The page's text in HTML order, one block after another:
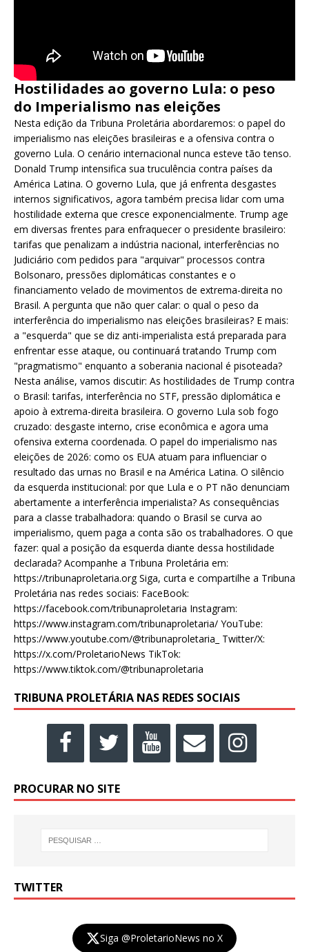
Hostilidades ao governo Lula: o peso
do Imperialismo nas eleições
Nesta edição da Tribuna Proletária abordaremos: o papel do
imperialismo nas eleições brasileiras e a ofensiva contra o
governo Lula. O cenário internacional nunca esteve tão tenso.
Donald Trump intensifica sua truculência contra países da
América Latina. O governo Lula, que já enfrenta desgastes
internos significativos, agora também precisa lidar com uma
hostilidade externa que cresce exponencialmente. Trump age
em diversas frentes para enfraquecer o presidente brasileiro:
tarifas que penalizam a indústria nacional, interferências no
Judiciário com pedidos para "arquivar" processos contra
Bolsonaro, pressões diplomáticas constantes e o
financiamento velado de movimentos de extrema-direita no
Brasil. A pergunta que não quer calar: o qual o peso da
interferência do imperialismo nas eleições brasileiras? E mais:
a "esquerda" que se diz anti-imperialista está preparada para
enfrentar esse ataque, ou continuará tratando Trump com
"pragmatismo" enquanto a soberania nacional é pisoteada?
Nesta análise, vamos discutir: As hostilidades de Trump contra
o Brasil: tarifas, interferência no STF, pressão diplomática e
apoio à extrema-direita brasileira. O governo Lula sob fogo
cruzado: desgaste interno, crise econômica e agora uma
ofensiva externa coordenada. O papel do imperialismo nas
eleições de 2026: como os EUA atuam para influenciar o
resultado das urnas no Brasil e na América Latina. O silêncio
da esquerda institucional: por que Lula e o PT não denunciam
abertamente a interferência imperialista? As consequências
para a classe trabalhadora: quando o Brasil se curva ao
imperialismo, quem paga a conta são os trabalhadores. O que
fazer: qual a posição da esquerda diante dessa hostilidade
declarada? Acompanhe a Tribuna Proletária em:
https://tribunaproletaria.org Siga, curta e compartilhe a Tribuna
Proletária nas redes sociais: FaceBook:
https://facebook.com/tribunaproletaria Instagram:
https://www.instagram.com/tribunaproletaria/ YouTube:
https://www.youtube.com/@tribunaproletaria_ Twitter/X:
https://x.com/ProletarioNews TikTok:
https://www.tiktok.com/@tribunaproletaria
TRIBUNA PROLETÁRIA NAS REDES SOCIAIS
PROCURAR NO SITE
TWITTER
Siga @ProletarioNews no X